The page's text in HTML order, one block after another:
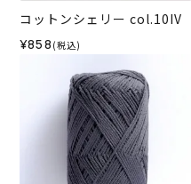
コットンシェリー col.10IV
¥858 (税込)